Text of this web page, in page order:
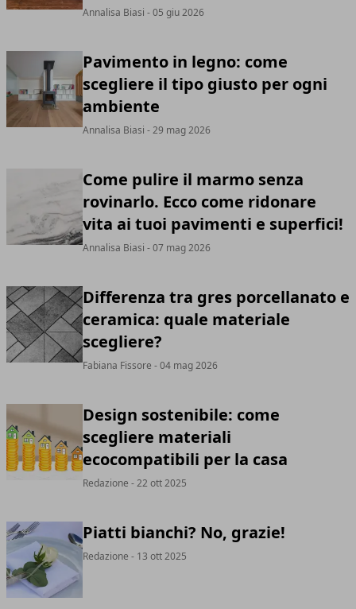
Annalisa Biasi - 05 giu 2026
Pavimento in legno: come
scegliere il tipo giusto per ogni
ambiente
Annalisa Biasi - 29 mag 2026
Come pulire il marmo senza
rovinarlo. Ecco come ridonare
vita ai tuoi pavimenti e superfici!
Annalisa Biasi - 07 mag 2026
Differenza tra gres porcellanato e
ceramica: quale materiale
scegliere?
Fabiana Fissore - 04 mag 2026
Design sostenibile: come
scegliere materiali
ecocompatibili per la casa
Redazione - 22 ott 2025
Piatti bianchi? No, grazie!
Redazione - 13 ott 2025